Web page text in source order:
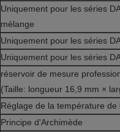
Uniquement pour les séries
mélange
Uniquement pour les séries
Uniquement pour les séries
réservoir de mesure
(Taille: longueur 16,9 mm ×
Réglage de la température
Principe d'Archimède